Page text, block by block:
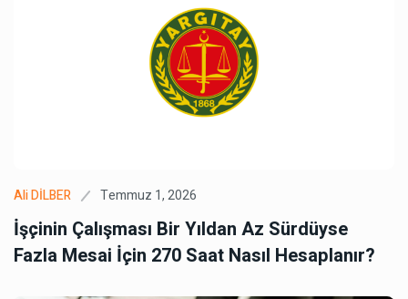
Ali DİLBER Temmuz 1, 2026
İşçinin Çalışması Bir Yıldan Az Sürdüyse
Fazla Mesai İçin 270 Saat Nasıl Hesaplanır?